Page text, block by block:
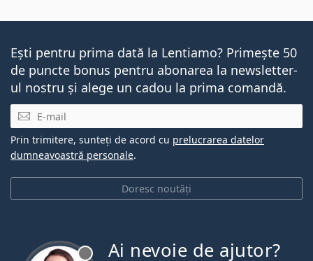
Ești pentru prima dată la Lentiamo? Primește 50
de puncte bonus pentru abonarea la newsletter-
ul nostru și alege un cadou la prima comandă.
E-mail
Doresc noutăți
Prin trimitere, sunteți de acord cu prelucrarea datelor
dumneavoastră personale.
Ai nevoie de ajutor?